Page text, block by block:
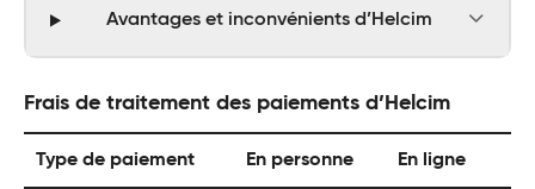
Avantages et inconvénients d’Helcim
Frais de traitement des paiements d’Helcim
Type de paiement En personne En ligne